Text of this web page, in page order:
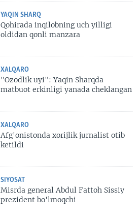
YAQIN SHARQ
Qohirada inqilobning uch yilligi
oldidan qonli manzara
XALQARO
"Ozodlik uyi": Yaqin Sharqda
matbuot erkinligi yanada cheklangan
XALQARO
Afg'onistonda xorijlik jurnalist otib
ketildi
SIYOSAT
Misrda general Abdul Fattoh Sissiy
prezident bo'lmoqchi